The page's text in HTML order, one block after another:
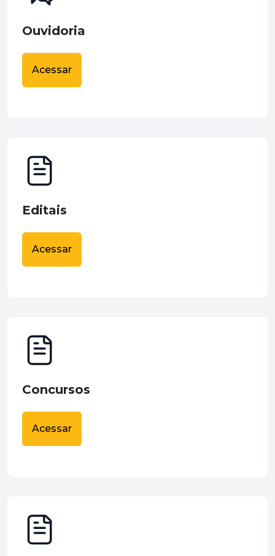
Ouvidoria
Acessar
Editais
Acessar
Concursos
Acessar